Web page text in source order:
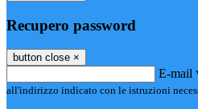
Recupero password
button close ×
E-mail
all'indirizzo indicato con le istruzioni